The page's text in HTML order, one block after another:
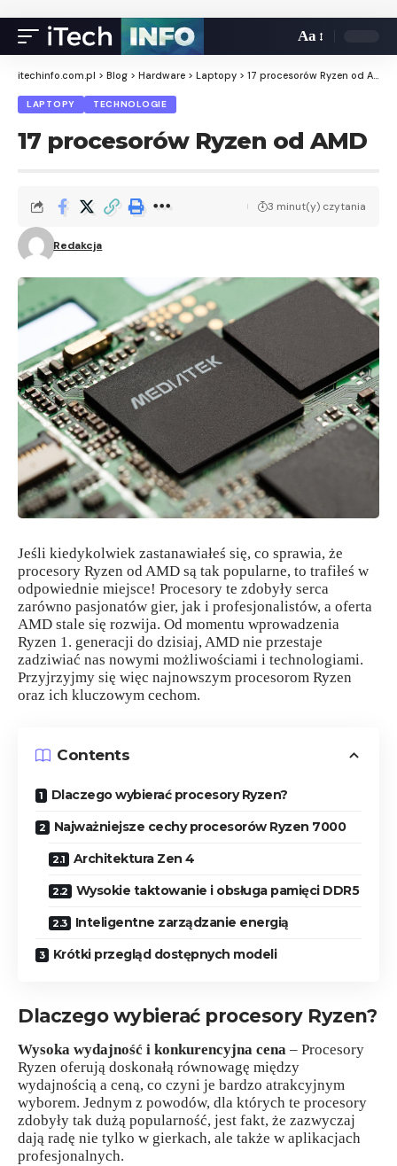
Aa
itechinfo.com.pl > Blog > Hardware > Laptopy > 17 procesorów Ryzen od AMD
LAPTOPY TECHNOLOGIE
17 procesorów Ryzen od AMD
Redakcja
3 minut(y) czytania
Jeśli kiedykolwiek zastanawiałeś się, co sprawia, że
procesory Ryzen od AMD są tak popularne, to trafiłeś w
odpowiednie miejsce! Procesory te zdobyły serca
zarówno pasjonatów gier, jak i profesjonalistów, a oferta
AMD stale się rozwija. Od momentu wprowadzenia
Ryzen 1. generacji do dzisiaj, AMD nie przestaje
zadziwiać nas nowymi możliwościami i technologiami.
Przyjrzyjmy się więc najnowszym procesorom Ryzen
oraz ich kluczowym cechom.
Contents
Dlaczego wybierać procesory Ryzen?
Najważniejsze cechy procesorów Ryzen 7000
Architektura Zen 4
Wysokie taktowanie i obsługa pamięci DDR5
Inteligentne zarządzanie energią
Krótki przegląd dostępnych modeli
Dlaczego wybierać procesory Ryzen?
Wysoka wydajność i konkurencyjna cena – Procesory
Ryzen oferują doskonałą równowagę między
wydajnością a ceną, co czyni je bardzo atrakcyjnym
wyborem. Jednym z powodów, dla których te procesory
zdobyły tak dużą popularność, jest fakt, że zazwyczaj
dają radę nie tylko w gierkach, ale także w aplikacjach
profesjonalnych.